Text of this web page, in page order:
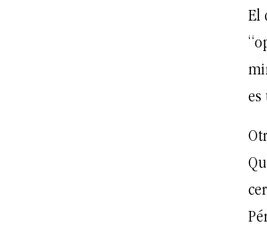
El
es